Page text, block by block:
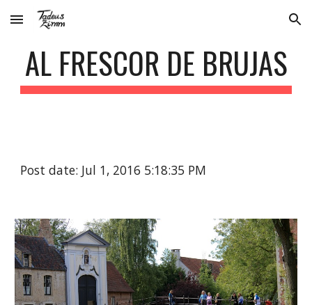
Skip to main content Skip to navigation
AL FRESCOR DE BRUJAS
Post date: Jul 1, 2016 5:18:35 PM